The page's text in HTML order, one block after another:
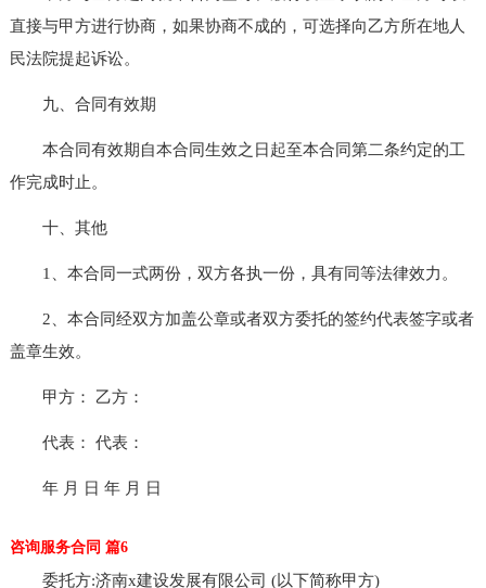
直接与甲方进行协商，如果协商不成的，可选择向乙方所在地人
民法院提起诉讼。
九、合同有效期
本合同有效期自本合同生效之日起至本合同第二条约定的工
作完成时止。
十、其他
1、本合同一式两份，双方各执一份，具有同等法律效力。
2、本合同经双方加盖公章或者双方委托的签约代表签字或者
盖章生效。
甲方： 乙方：
代表： 代表：
年 月 日 年 月 日
咨询服务合同 篇6
委托方:济南x建设发展有限公司 (以下简称甲方)